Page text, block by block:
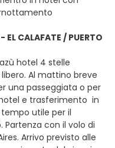
CALAFATE / PUERTO
hotel 4 stelle
Al mattino breve
una passeggiata o per
e trasferimento in
utile per il
Partenza con il volo di
Arrivo previsto alle